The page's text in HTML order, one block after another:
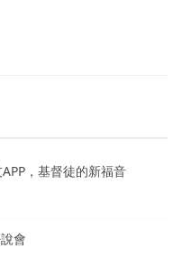
，基督徒的新福音
會